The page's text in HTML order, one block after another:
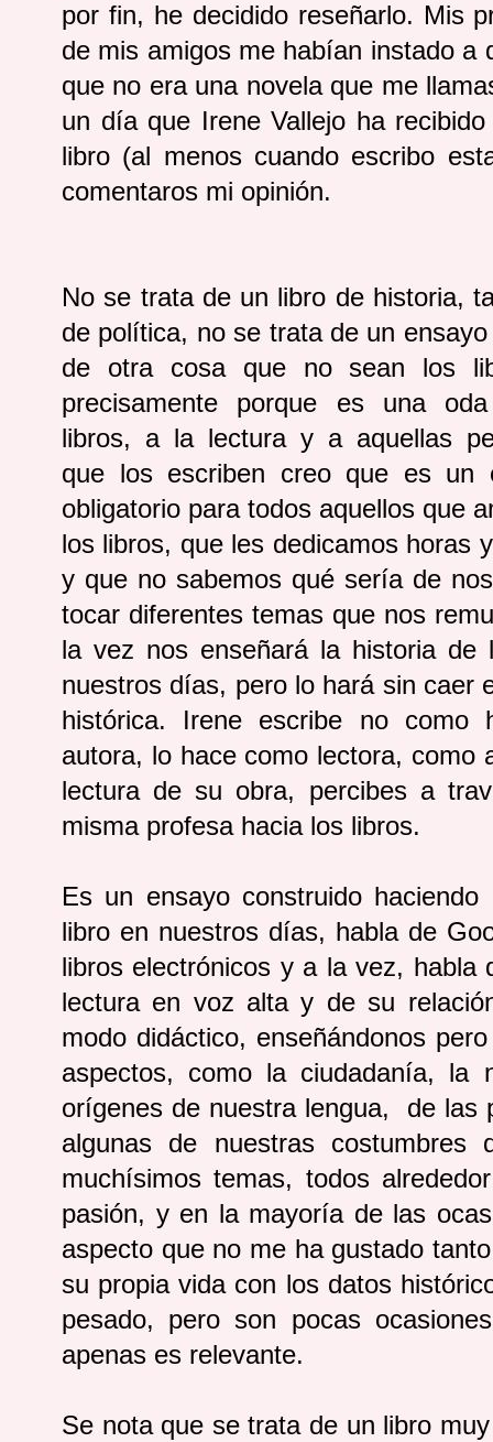
por fin, he decidido reseñarlo. Mis
de mis amigos me habían instado a
que no era una novela que me
un día que Irene Vallejo ha
libro (al menos cuando escribo
comentaros mi opinión.
No se trata de un libro de historia,
de política, no se trata de un
de otra cosa que no sean los
precisamente porque es una
libros, a la lectura y a aquellas
que los escriben creo que es un
obligatorio para todos aquellos que
los libros, que les dedicamos horas
y que no sabemos qué sería de
tocar diferentes temas que nos
la vez nos enseñará la historia
nuestros días, pero lo hará sin caer
histórica. Irene escribe no como
autora, lo hace como lectora, como
lectura de su obra, percibes a
misma profesa hacia los libros.
Es un ensayo construido
libro en nuestros días, habla de
libros electrónicos y a la vez, habla
lectura en voz alta y de su
modo didáctico, enseñándonos
aspectos, como la ciudadanía, la
orígenes de nuestra lengua, de las
algunas de nuestras
muchísimos temas, todos
pasión, y en la mayoría de las
aspecto que no me ha gustado
su propia vida con los datos
pesado, pero son pocas
apenas es relevante.
Se nota que se trata de un libro